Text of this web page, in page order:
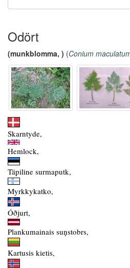
Odört
(munkblomma, ) (Conium
Skarntyde,
Hemlock,
Täpiline surmaputk,
Myrkkykatko,
Óðjurt,
Plankumainais suņstobrs,
Kartusis kietis,